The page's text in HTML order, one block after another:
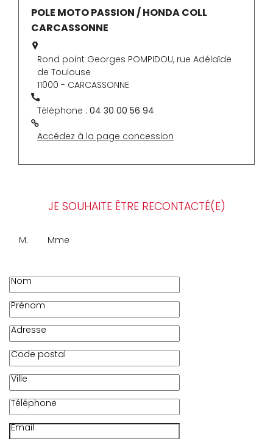
POLE MOTO PASSION / HONDA COLL
CARCASSONNE
Rond point Georges POMPIDOU, rue Adélaïde
de Toulouse
11000 - CARCASSONNE
Téléphone : 04 30 00 56 94
Accédez à la page concession
JE SOUHAITE ÊTRE RECONTACTÉ(E)
M. Mme
Nom
Prénom
Adresse
Code postal
Ville
Téléphone
Email